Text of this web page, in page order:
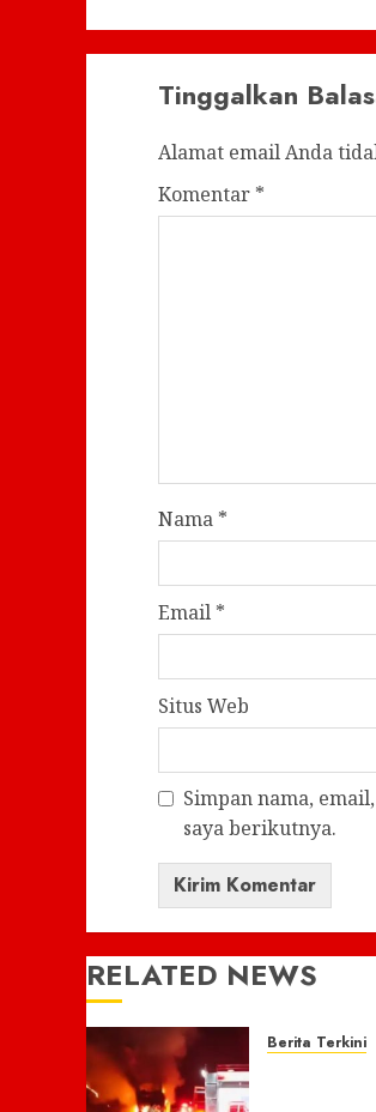
Tinggalkan
Alamat email Anda
Komentar *
Nama *
Email *
Situs Web
Simpan nama,
saya berikutnya.
RELATED NEWS
Berita Terkini